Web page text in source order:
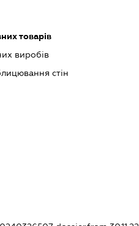
товарів
виробів
стін